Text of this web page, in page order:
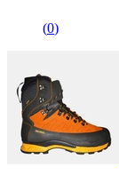
(0)